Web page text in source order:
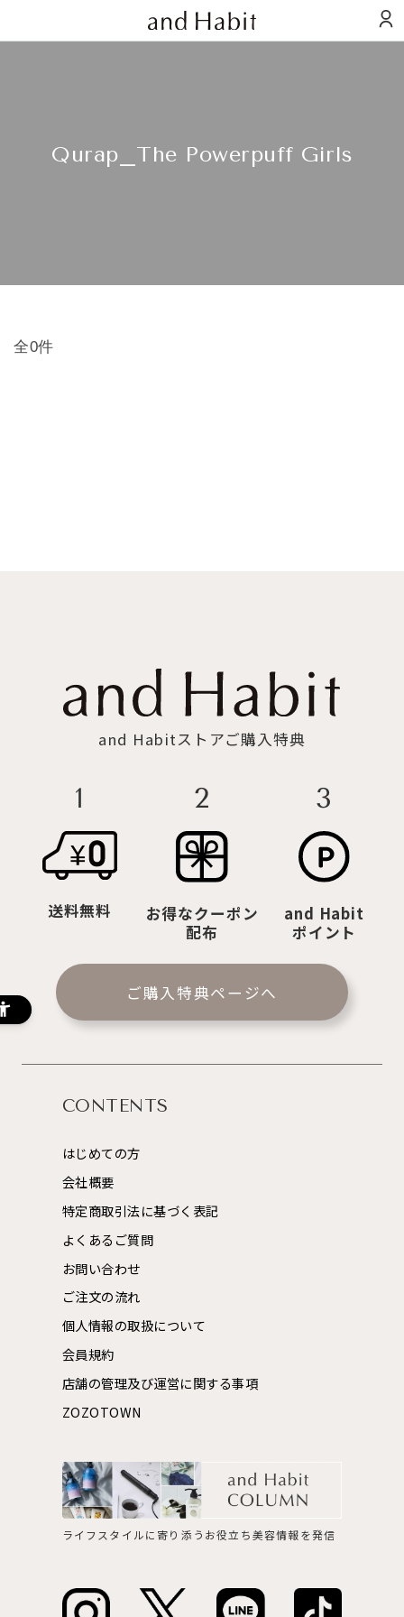
Qurap_The Powerpuff Girls
全0件
and Habitストアご購入特典
1
送料無料
2
お得なクーポン
配布
3
and Habit
ポイント
ご購入特典ページへ
CONTENTS
はじめての方
会社概要
特定商取引法に基づく表記
よくあるご質問
お問い合わせ
ご注文の流れ
個人情報の取扱について
会員規約
店舗の管理及び運営に関する事項
ZOZOTOWN
ライフスタイルに寄り添うお役立ち美容情報を発信